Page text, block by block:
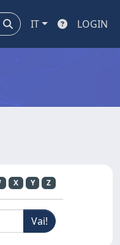
IT LOGIN
X Y Z